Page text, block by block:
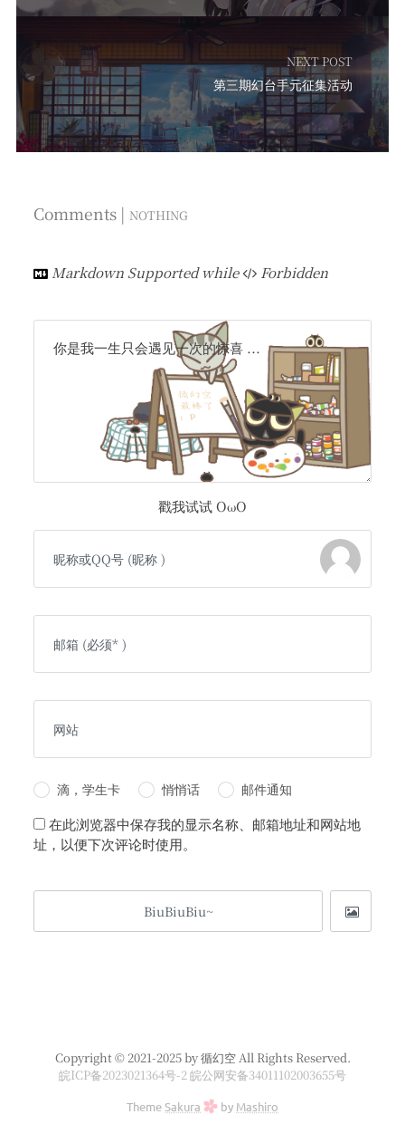
NEXT POST
第三期幻台手元征集活动
Comments |NOTHING
Markdown Supported while Forbidden
你是我一生只会遇见一次的惊喜 ...
戳我试试 OωO
滴，学生卡 悄悄话 邮件通知
在此浏览器中保存我的显示名称、邮箱地址和网站地
址，以便下次评论时使用。
Copyright © 2021-2025 by 循幻空 All Rights Reserved.
皖ICP备2023021364号-2皖公网安备34011102003655号
ThemeSakura by Mashiro